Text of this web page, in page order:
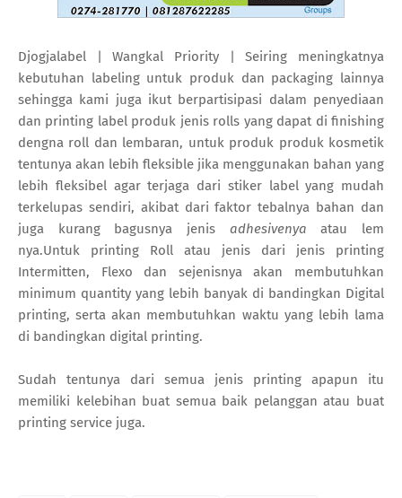
Djogjalabel | Wangkal Priority | Seiring meningkatnya
kebutuhan labeling untuk produk dan packaging lainnya
sehingga kami juga ikut berpartisipasi dalam penyediaan
dan printing label produk jenis rolls yang dapat di finishing
dengna roll dan lembaran, untuk produk produk kosmetik
tentunya akan lebih fleksible jika menggunakan bahan yang
lebih fleksibel agar terjaga dari stiker label yang mudah
terkelupas sendiri, akibat dari faktor tebalnya bahan dan
juga kurang bagusnya jenis adhesivenyaatau lem
nya.Untuk printing Roll atau jenis dari jenis printing
Intermitten, Flexo dan sejenisnya akan membutuhkan
minimum quantity yang lebih banyak di bandingkan Digital
printing, serta akan membutuhkan waktu yang lebih lama
di bandingkan digital printing.
Sudah tentunya dari semua jenis printing apapun itu
memiliki kelebihan buat semua baik pelanggan atau buat
printing service juga.